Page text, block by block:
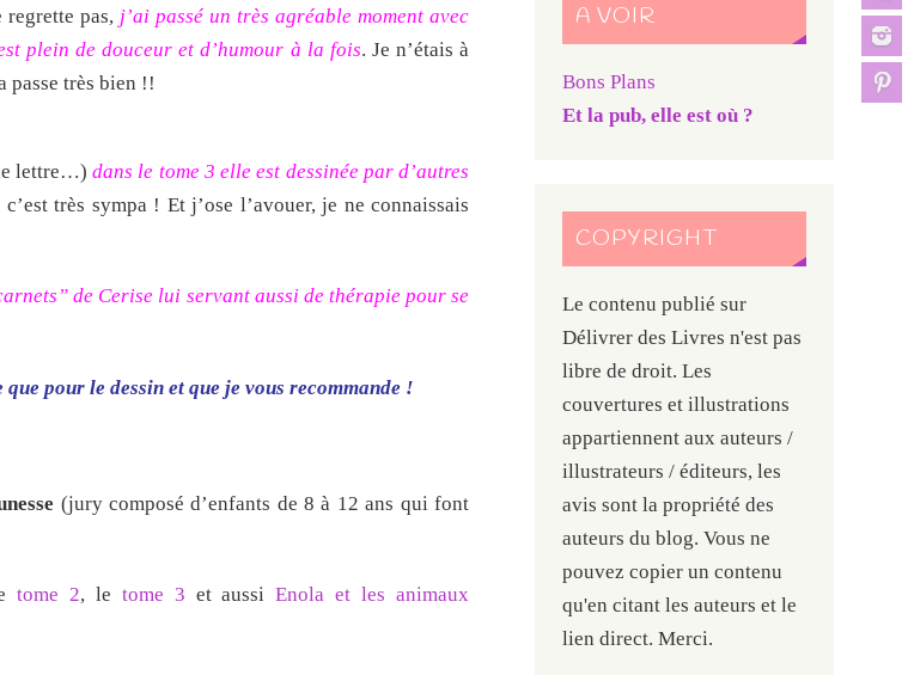
pas, j’ai passé un très agréable moment avec
plein de douceur et d’humour à la fois. Je n’étais à
passe très bien !!
lettre…)dans le tome 3 elle est dessinée par d’autres
très sympa ! Et j’ose l’avouer, je ne connaissais
de Cerise lui servant aussi de thérapie pour se
pour le dessin et que je vous recommande !
(jury composé d’enfants de 8 à 12 ans qui font
tome 2, le tome 3 et aussiEnola et les animaux
A VOIR
Bons Plans
Et la pub, elle est où ?
COPYRIGHT
Le contenu publié sur
Délivrer des Livres n'est pas
libre de droit. Les
couvertures et illustrations
appartiennent aux auteurs /
illustrateurs / éditeurs, les
avis sont la propriété des
auteurs du blog. Vous ne
pouvez copier un contenu
qu'en citant les auteurs et le
lien direct. Merci.